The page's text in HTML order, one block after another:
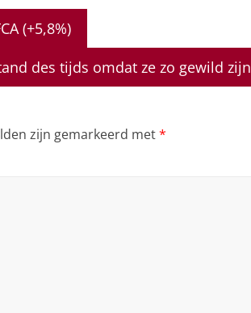
(+5,8%)
des tijds omdat ze zo gewild zijn
zijn gemarkeerd met*